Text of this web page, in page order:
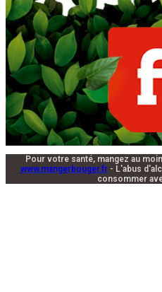
Pour votre santé, mangez au
www.mangerbouger.fr- L'abus
consommer